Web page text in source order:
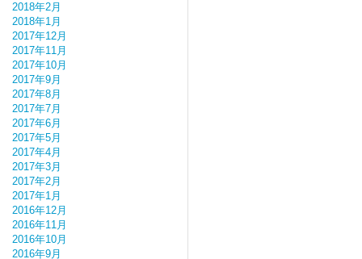
2018年2月
2018年1月
2017年12月
2017年11月
2017年10月
2017年9月
2017年8月
2017年7月
2017年6月
2017年5月
2017年4月
2017年3月
2017年2月
2017年1月
2016年12月
2016年11月
2016年10月
2016年9月